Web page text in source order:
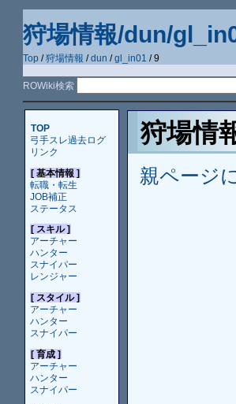
狩場情報/dun/
Top /狩場情報 /dun /gl_in01 / 9
ROWiki検索
TOP
弓手スレ過去ログ
リンク
[ 基本情報 ]
転職・転生
JOB補正
ステータス
[ スキル ]
アーチャー
ハンター
スナイパー
レンジャー
[ スタイル ]
アーチャー
ハンター
スナイパー
[ 育成 ]
アーチャー
ハンター
スナイパー
狩場情
親ページ